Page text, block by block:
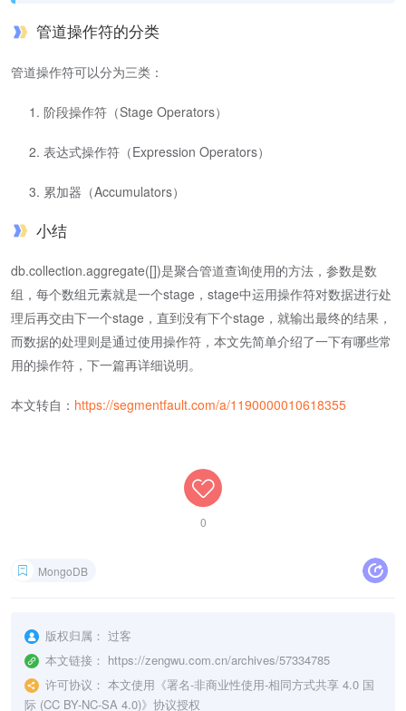
管道操作符的分类
管道操作符可以分为三类：
阶段操作符（Stage Operators）
表达式操作符（Expression Operators）
累加器（Accumulators）
小结
db.collection.aggregate([])是聚合管道查询使用的方法，参数是数
组，每个数组元素就是一个stage，stage中运用操作符对数据进行处
理后再交由下一个stage，直到没有下个stage，就输出最终的结果，
而数据的处理则是通过使用操作符，本文先简单介绍了一下有哪些常
用的操作符，下一篇再详细说明。
本文转自： https://segmentfault.com/a/1190000010618355
0
MongoDB
版权归属： 过客
本文链接： https://zengwu.com.cn/archives/57334785
许可协议： 本文使用《署名-非商业性使用-相同方式共享 4.0 国
际 (CC BY-NC-SA 4.0)》协议授权